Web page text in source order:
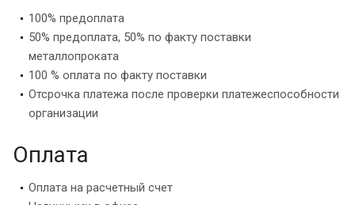
100% предоплата
50% предоплата, 50% по факту поставки
металлопроката
100 % оплата по факту поставки
Отсрочка платежа после проверки платежеспособности
организации
Оплата
Оплата на расчетный счет